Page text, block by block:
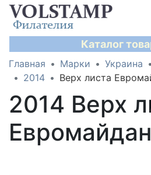
Каталог
Главная Марки Украина
2014
Верх листа
2014 Верх